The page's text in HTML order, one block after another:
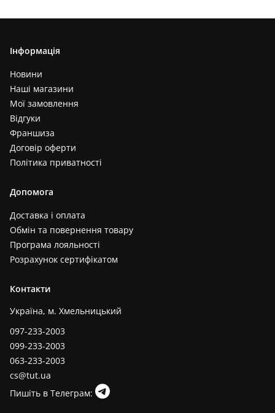
Інформація
Новини
Наші магазини
Мої замовлення
Відгуки
Франшиза
Договір оферти
Політика приватності
Допомога
Доставка і оплата
Обмін та повернення товару
Програма лояльності
Розрахунок сертифікатом
Контакти
Україна, м. Хмельницький
097-233-2003
099-233-2003
063-233-2003
cs@tut.ua
Пишіть в Телеграм: